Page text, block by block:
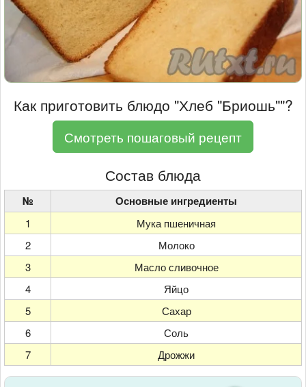
Как приготовить блюдо "Хлеб "Бриошь""?
Смотреть пошаговый рецепт
Состав блюда
№ Основные ингредиенты
1
Мука пшеничная
2
Молоко
3
Масло сливочное
4
Яйцо
5
Сахар
6
Соль
7
Дрожжи